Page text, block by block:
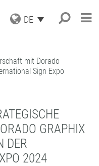
DE
mit Dorado
Sign Expo
GRAPHIX
DER
2024